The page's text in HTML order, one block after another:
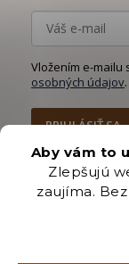
Aby vám to
Zlepšujú
zaujíma.
Vložením e-mailu
osobných údajov.
PRIHLÁSIŤ SA